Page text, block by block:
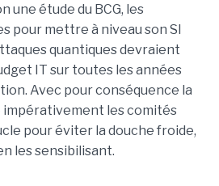
une étude du BCG, les
pour mettre à niveau son SI
quantiques devraient
IT sur toutes les années
Avec pour conséquence la
les comités
pour éviter la douche froide,
les sensibilisant.